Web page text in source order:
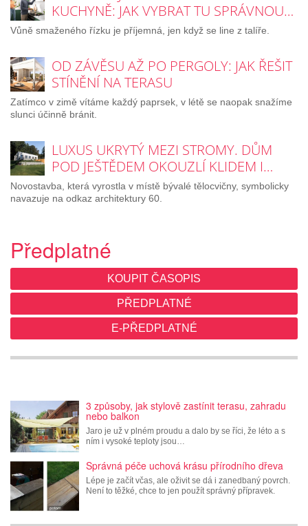
KUCHYNĚ: JAK VYBRAT TU SPRÁVNOU…
Vůně smaženého řízku je příjemná, jen když se line z talíře.
OD ZÁVĚSU AŽ PO PERGOLY: JAK ŘEŠIT
STÍNĚNÍ NA TERASU
Zatímco v zimě vítáme každý paprsek, v létě se naopak snažíme
slunci účinně bránit.
LUXUS UKRYTÝ MEZI STROMY. DŮM
POD JEŠTĚDEM OKOUZLÍ KLIDEM I…
Novostavba, která vyrostla v místě bývalé tělocvičny, symbolicky
navazuje na odkaz architektury 60.
Předplatné
KOUPIT ČASOPIS
PŘEDPLATNÉ
E-PŘEDPLATNÉ
3 způsoby, jak stylově zastínit terasu, zahradu
nebo balkon
Jaro je už v plném proudu a dalo by se říci, že léto a s
ním i vysoké teploty jsou…
Správná péče uchová krásu přírodního dřeva
Lépe je začít včas, ale oživit se dá i zanedbaný povrch.
Není to těžké, chce to jen použít správný přípravek.